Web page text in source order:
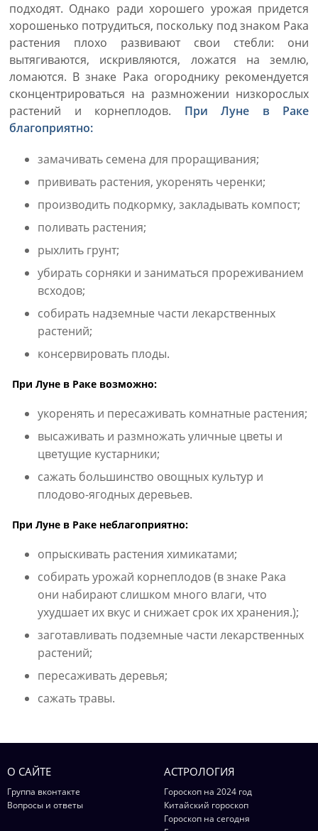
подходят. Однако ради хорошего урожая придется
хорошенько потрудиться, поскольку под знаком Рака
растения плохо развивают свои стебли: они
вытягиваются, искривляются, ложатся на землю,
ломаются. В знаке Рака огороднику рекомендуется
сконцентрироваться на размножении низкорослых
растений и корнеплодов. При Луне в Раке
благоприятно:
замачивать семена для проращивания;
прививать растения, укоренять черенки;
производить подкормку, закладывать компост;
поливать растения;
рыхлить грунт;
убирать сорняки и заниматься прореживанием
всходов;
собирать надземные части лекарственных
растений;
консервировать плоды.
При Луне в Раке возможно:
укоренять и пересаживать комнатные растения;
высаживать и размножать уличные цветы и
цветущие кустарники;
сажать большинство овощных культур и
плодово-ягодных деревьев.
При Луне в Раке неблагоприятно:
опрыскивать растения химикатами;
собирать урожай корнеплодов (в знаке Рака
они набирают слишком много влаги, что
ухудшает их вкус и снижает срок их хранения.);
заготавливать подземные части лекарственных
растений;
пересаживать деревья;
сажать травы.
О САЙТЕ
Группа вконтакте
Вопросы и ответы
АСТРОЛОГИЯ
Гороскоп на 2024 год
Китайский гороскоп
Гороскоп на сегодня